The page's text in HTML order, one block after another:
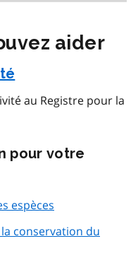
aider
au Registre pour la
pour votre
espèces
conservation du